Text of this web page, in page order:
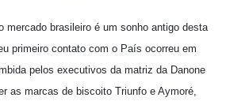
mercado brasileiro é um sonho antigo desta
primeiro contato com o País ocorreu em
pelos executivos da matriz da Danone
as marcas de biscoito Triunfo e Aymoré,